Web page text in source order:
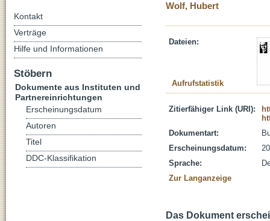
Wolf, Hubert
Dateien:
Aufrufstatistik
Zitierfähiger Link (URI):
Dokumentart:
Erscheinungsdatum:
Sprache:
Zur Langanzeige
Das Dokument
Kontakt
Verträge
Hilfe und Informationen
Stöbern
Dokumente aus Instituten und
Partnereinrichtungen
Erscheinungsdatum
Autoren
Titel
DDC-Klassifikation